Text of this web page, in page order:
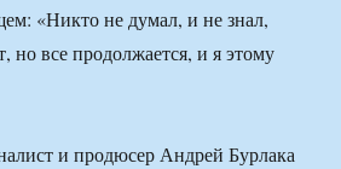
«Никто не думал, и не знал,
но все продолжается, и я этому
и продюсер Андрей Бурлака